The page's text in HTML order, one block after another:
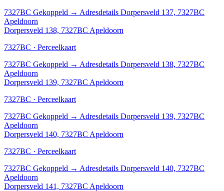
7327BC Gekoppeld → Adresdetails Dorpersveld 137, 7327BC
Apeldoorn
Dorpersveld 138, 7327BC Apeldoorn
7327BC · Perceelkaart
7327BC Gekoppeld → Adresdetails Dorpersveld 138, 7327BC
Apeldoorn
Dorpersveld 139, 7327BC Apeldoorn
7327BC · Perceelkaart
7327BC Gekoppeld → Adresdetails Dorpersveld 139, 7327BC
Apeldoorn
Dorpersveld 140, 7327BC Apeldoorn
7327BC · Perceelkaart
7327BC Gekoppeld → Adresdetails Dorpersveld 140, 7327BC
Apeldoorn
Dorpersveld 141, 7327BC Apeldoorn